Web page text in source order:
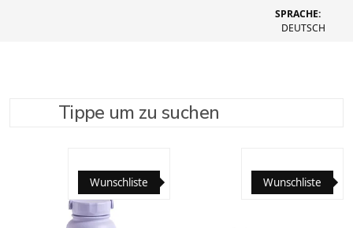
SPRACHE:
DEUTSCH
Tippe um zu suchen
SUCHE VERFEINERN EMPFOHLEN
Wunschliste Wunschliste